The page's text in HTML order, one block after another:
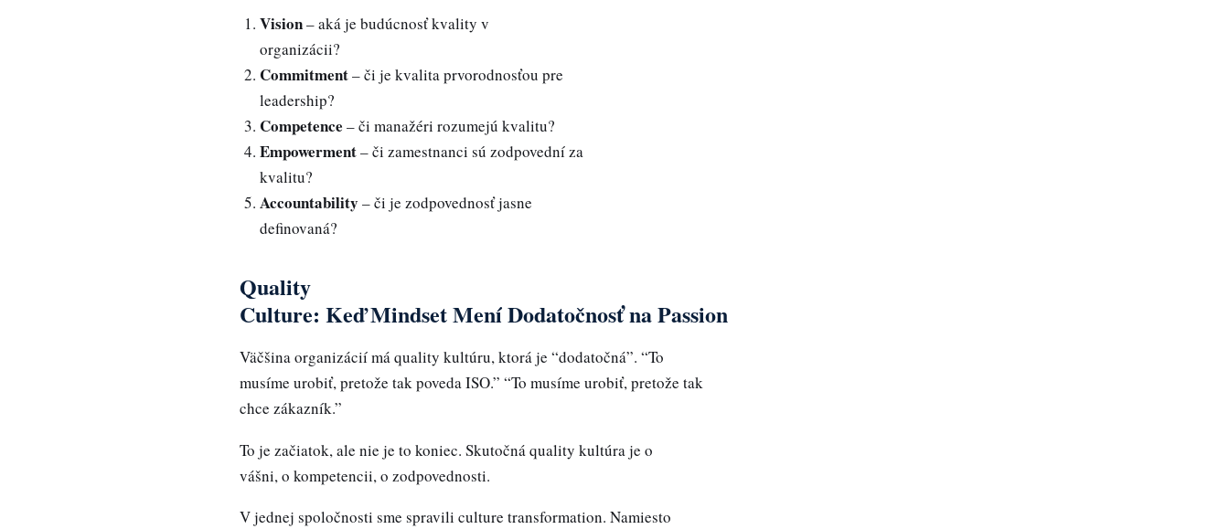
Vision– aká je budúcnosť kvality v
organizácii?
Commitment– či je kvalita prvorodnosťou pre
leadership?
Competence – či manažéri rozumejú kvalitu?
Empowerment– či zamestnanci sú zodpovední za
kvalitu?
Accountability – či je zodpovednosť jasne
definovaná?
Quality
Culture: Keď Mindset Mení Dodatočnosť na Passion
Väčšina organizácií má quality kultúru, ktorá je “dodatočná”. “To
musíme urobiť, pretože tak poveda ISO.” “To musíme urobiť, pretože tak
chce zákazník.”
To je začiatok, ale nie je to koniec. Skutočná quality kultúra je o
vášni, o kompetencii, o zodpovednosti.
V jednej spoločnosti sme spravili culture transformation. Namiesto